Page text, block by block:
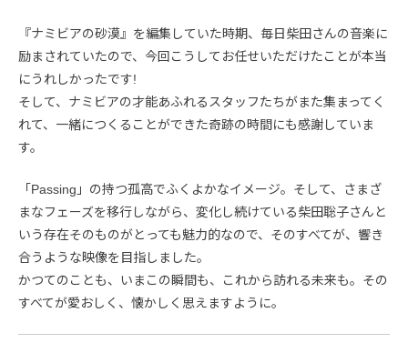
『ナミビアの砂漠』を編集していた時期、毎日柴田さんの音楽に
励まされていたので、今回こうしてお任せいただけたことが本当
にうれしかったです!
そして、ナミビアの才能あふれるスタッフたちがまた集まってく
れて、一緒につくることができた奇跡の時間にも感謝していま
す。
「Passing」の持つ孤高でふくよかなイメージ。そして、さまざ
まなフェーズを移行しながら、変化し続けている柴田聡子さんと
いう存在そのものがとっても魅力的なので、そのすべてが、響き
合うような映像を目指しました。
かつてのことも、いまこの瞬間も、これから訪れる未来も。その
すべてが愛おしく、懐かしく思えますように。